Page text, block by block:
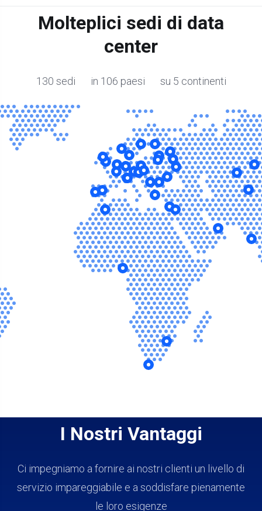
Molteplici sedi di data
center
130 sedi in 106 paesi su 5 continenti
I Nostri Vantaggi
Ci impegniamo a fornire ai nostri clienti un livello di
servizio impareggiabile e a soddisfare pienamente
le loro esigenze